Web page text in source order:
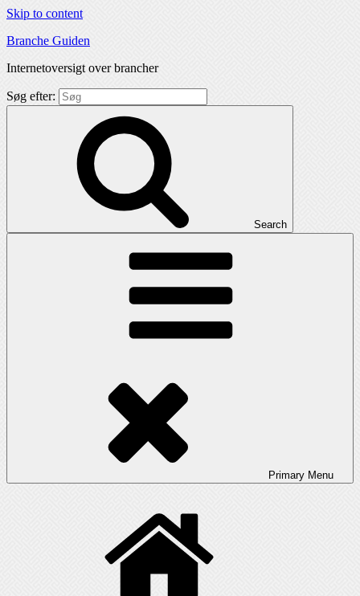
Skip to content
Branche Guiden
Internetoversigt over brancher
Søg efter:
Search
Primary Menu